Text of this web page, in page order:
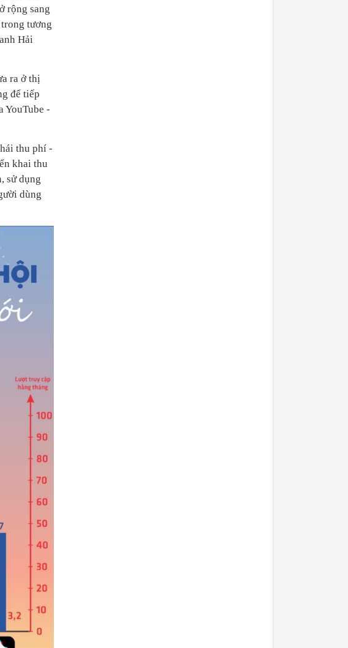
rộng sang
tương
Hải
ra ở thị
để tiếp
YouTube -
thu phí -
khai thu
sử dụng
dùng